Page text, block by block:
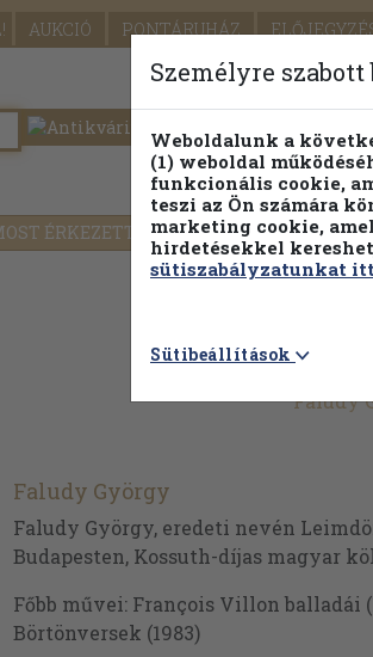
AUKCIÓ PONTÁRUHÁZ
ÉRKEZETT PILLANATNYI
Faludy
Faludy György
Faludy György, eredeti nevén
Budapesten, Kossuth-díjas magyar
Főbb művei: François Villon balladái
Börtönversek (1983)
Személyre
Weboldalunk a
(1) weboldal
funkcionális cookie,
teszi az Ön számára
marketing cookie,
hirdetésekkel
sütiszabályzatunkat
Sütibeállítások